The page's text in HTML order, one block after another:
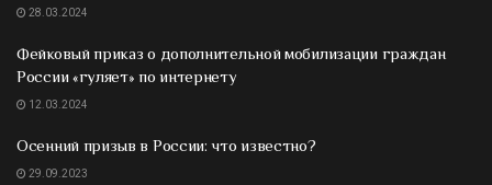
28.03.2024
Фейковый приказ о дополнительной мобилизации граждан
России «гуляет» по интернету
12.03.2024
Осенний призыв в России: что известно?
29.09.2023